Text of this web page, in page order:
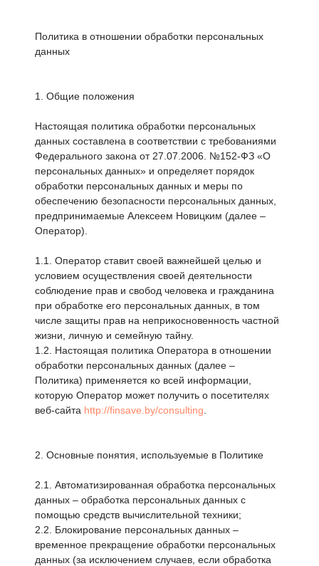
Политика в отношении обработки персональных
данных
1. Общие положения
Настоящая политика обработки персональных
данных составлена в соответствии с требованиями
Федерального закона от 27.07.2006. №152-ФЗ «О
персональных данных» и определяет порядок
обработки персональных данных и меры по
обеспечению безопасности персональных данных,
предпринимаемые Алексеем Новицким (далее –
Оператор).
1.1. Оператор ставит своей важнейшей целью и
условием осуществления своей деятельности
соблюдение прав и свобод человека и гражданина
при обработке его персональных данных, в том
числе защиты прав на неприкосновенность частной
жизни, личную и семейную тайну.
1.2. Настоящая политика Оператора в отношении
обработки персональных данных (далее –
Политика) применяется ко всей информации,
которую Оператор может получить о посетителях
веб-сайта http://finsave.by/consulting
2. Основные понятия, используемые в Политике
2.1. Автоматизированная обработка персональных
данных – обработка персональных данных с
помощью средств вычислительной техники;
2.2. Блокирование персональных данных –
временное прекращение обработки персональных
данных (за исключением случаев, если обработка